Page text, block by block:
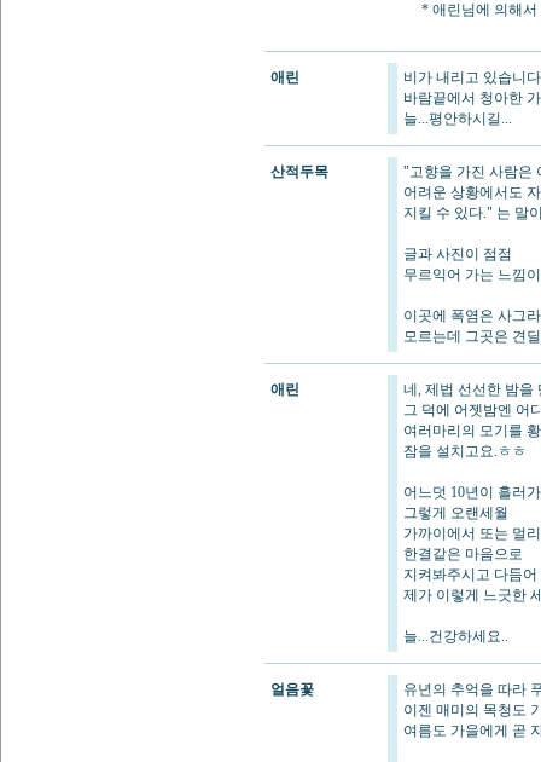
* 애린님에 의해서
애린
비가 내리고 있습니
바람끝에서 청아한
늘...평안하시길...
산적두목
"고향을 가진 사람은
어려운 상황에서도
지킬 수 있다." 는 말
글과 사진이 점점
무르익어 가는 느낌
이곳에 폭염은 사그
모르는데 그곳은 견
애린
네, 제법 선선한 밤을
그 덕에 어젯밤엔 어
여러마리의 모기를
잠을 설치고요.ㅎㅎ
어느덧 10년이 흘러
그렇게 오랜세월
가까이에서 또는 멀
한결같은 마음으로
지켜봐주시고 다듬어
제가 이렇게 느긋한
늘...건강하세요..
얼음꽃
유년의 추억을 따라
이젠 매미의 목청도
여름도 가을에게 곧